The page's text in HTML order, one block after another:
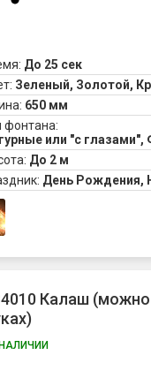
До 25 сек
Зеленый, Золотой,
650 мм
фонтана:
или "с
До 2 м
День Рождения,
Калаш (можно